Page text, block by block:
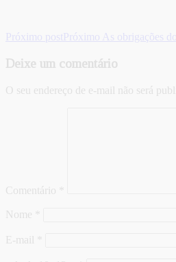
Próximo post Próximo As obrigações
Deixe um comentário
O seu endereço de e-mail não será
Comentário
Nome
E-mail